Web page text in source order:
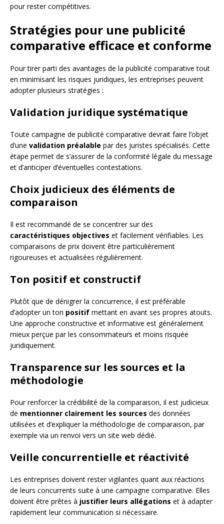
pour rester compétitives.
Stratégies pour une publicité
comparative efficace et conforme
Pour tirer parti des avantages de la publicité comparative tout
en minimisant les risques juridiques, les entreprises peuvent
adopter plusieurs stratégies :
Validation juridique systématique
Toute campagne de publicité comparative devrait faire l’objet
d’une validation préalable par des juristes spécialisés. Cette
étape permet de s’assurer de la conformité légale du message
et d’anticiper d’éventuelles contestations.
Choix judicieux des éléments de
comparaison
Il est recommandé de se concentrer sur des
caractéristiques objectives et facilement vérifiables. Les
comparaisons de prix doivent être particulièrement
rigoureuses et actualisées régulièrement.
Ton positif et constructif
Plutôt que de dénigrer la concurrence, il est préférable
d’adopter un ton positif mettant en avant ses propres atouts.
Une approche constructive et informative est généralement
mieux perçue par les consommateurs et moins risquée
juridiquement.
Transparence sur les sources et la
méthodologie
Pour renforcer la crédibilité de la comparaison, il est judicieux
de mentionner clairement les sources des données
utilisées et d’expliquer la méthodologie de comparaison, par
exemple via un renvoi vers un site web dédié.
Veille concurrentielle et réactivité
Les entreprises doivent rester vigilantes quant aux réactions
de leurs concurrents suite à une campagne comparative. Elles
doivent être prêtes à justifier leurs allégations et à adapter
rapidement leur communication si nécessaire.